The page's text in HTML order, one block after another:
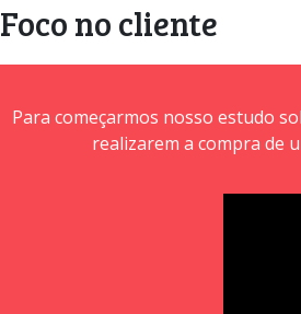
Foco no cliente
Para começarmos nosso estudo
realizarem a compra de